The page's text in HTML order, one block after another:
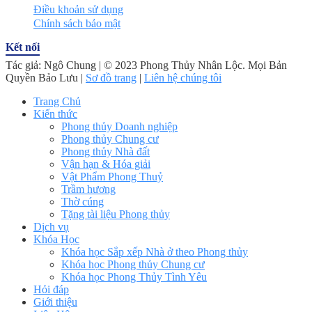
Điều khoản sử dụng
Chính sách bảo mật
Kết nối
Tác giả: Ngô Chung | © 2023 Phong Thủy Nhân Lộc. Mọi Bản
Quyền Bảo Lưu | Sơ đồ trang | Liên hệ chúng tôi
Trang Chủ
Kiến thức
Phong thủy Doanh nghiệp
Phong thủy Chung cư
Phong thủy Nhà đất
Vận hạn & Hóa giải
Vật Phẩm Phong Thuỷ
Trầm hương
Thờ cúng
Tặng tài liệu Phong thủy
Dịch vụ
Khóa Học
Khóa học Sắp xếp Nhà ở theo Phong thủy
Khóa học Phong thủy Chung cư
Khóa học Phong Thủy Tình Yêu
Hỏi đáp
Giới thiệu